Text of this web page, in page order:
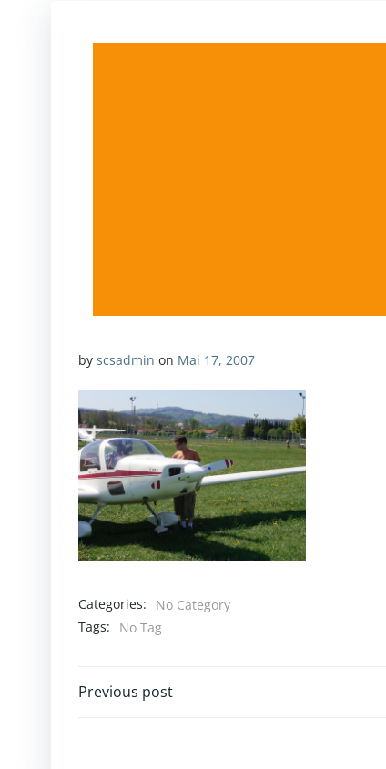
by scsadmin on Mai 17, 2007
Categories:
No Category
Tags:
No Tag
Post
Previous post